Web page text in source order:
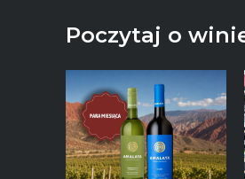
Poczytaj o